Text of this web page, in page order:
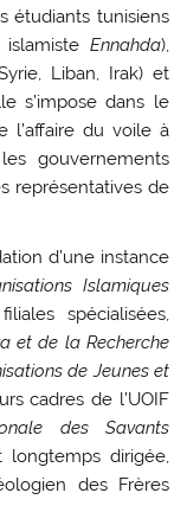
étudiants tunisiens
Ennahda),
Liban, Irak) et
s’impose dans le
l’affaire du voile à
gouvernements
représentatives de
d’une instance
Islamiques
spécialisées,
et de la Recherche
de Jeunes et
cadres de l’UOIF
des Savants
longtemps dirigée,
des Frères